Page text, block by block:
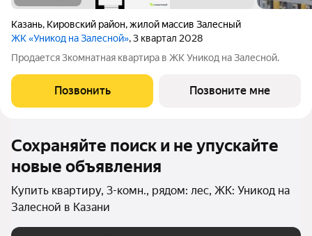
Казань, Кировский район,жилой массив Залесный
ЖК «Уникод на Залесной», 3 квартал 2028
Продается 3комнатная квартира в ЖК Уникод на Залесной.
Позвонить Позвоните мне
Сохраняйте поиск и не упускайте
новые объявления
Купить квартиру, 3-комн., рядом: лес, ЖК: Уникод на
Залесной в Казани